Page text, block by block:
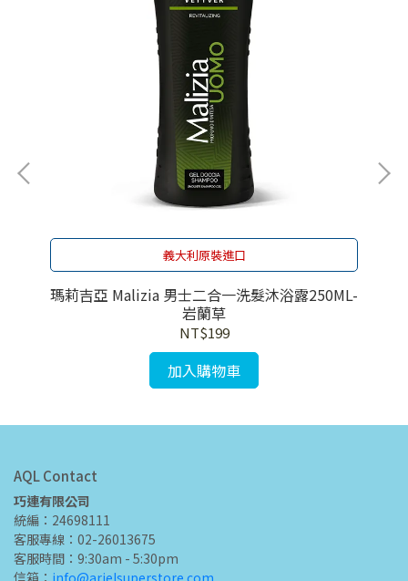
義大利原裝進口
瑪莉吉亞 Malizia 男士二合一洗髮沐浴露250ML-
岩蘭草
NT$199
加入購物車
AQL Contact
巧連有限公司
統編：24698111
客服專線：02-26013675
客服時間：9:30am - 5:30pm
信箱： info@arielsuperstore.com